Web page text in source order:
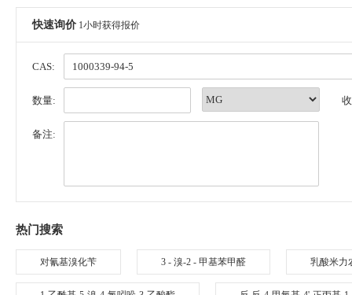
快速询价 1小时获得报价
CAS:
数量:
备注:
热门搜索
对氰基溴化苄 3 - 溴-2 - 甲基苯甲醛 乳酸米力